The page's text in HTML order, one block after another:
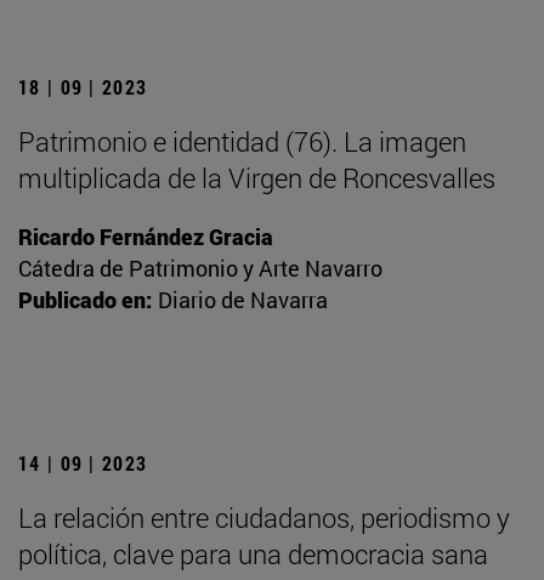
18 | 09 | 2023
Patrimonio e identidad (76). La imagen
multiplicada de la Virgen de Roncesvalles
Ricardo Fernández Gracia
Cátedra de Patrimonio y Arte Navarro
Publicado en: Diario de Navarra
14 | 09 | 2023
La relación entre ciudadanos, periodismo y
política, clave para una democracia sana